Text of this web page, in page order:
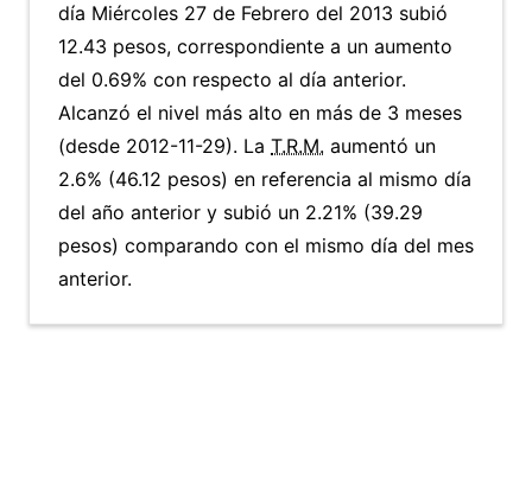
día Miércoles 27 de Febrero del 2013 subió
12.43 pesos, correspondiente a un aumento
del 0.69% con respecto al día anterior.
Alcanzó el nivel más alto en más de 3 meses
(desde 2012-11-29). La T.R.M. aumentó un
2.6% (46.12 pesos) en referencia al mismo día
del año anterior y subió un 2.21% (39.29
pesos) comparando con el mismo día del mes
anterior.